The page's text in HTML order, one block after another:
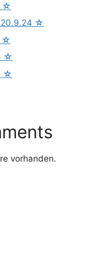
☆
20.9.24 ☆
☆
☆
☆
vorhanden.